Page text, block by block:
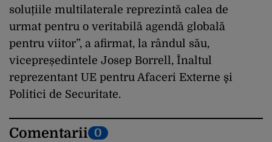
soluțiile multilaterale reprezintă calea de
urmat pentru o veritabilă agendă globală
pentru viitor”, a afirmat, la rândul său,
vicepreședintele Josep Borrell, Înaltul
reprezentant UE pentru Afaceri Externe şi
Politici de Securitate.
Comentarii 0